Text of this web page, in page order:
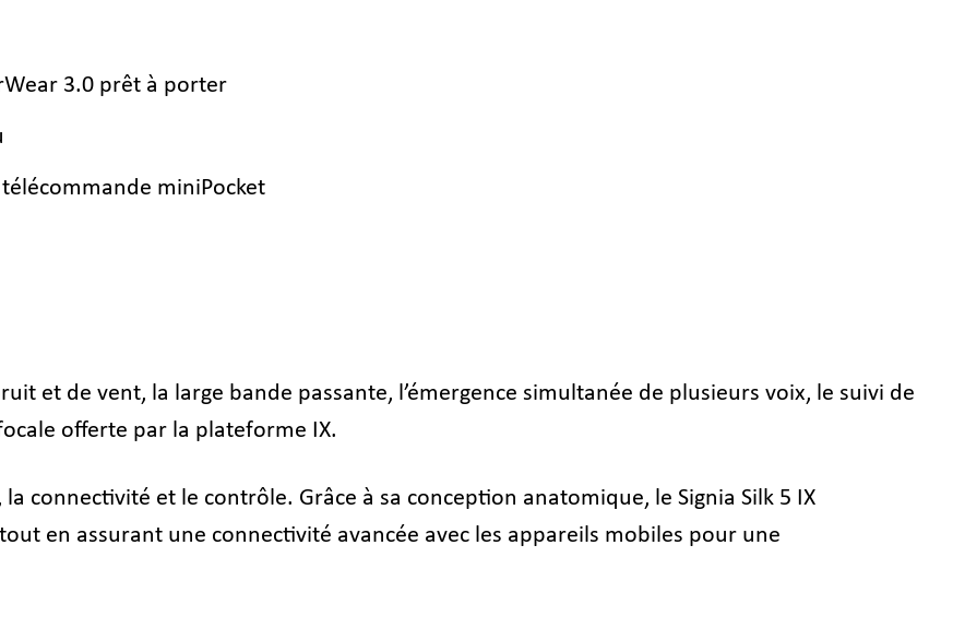
3.0 prêt à porter
miniPocket
et de vent, la large bande passante, l’émergence simultanée de plusieurs voix, le suivi de
offerte par la plateforme IX.
connectivité et le contrôle. Grâce à sa conception anatomique, le Signia Silk 5 IX
en assurant une connectivité avancée avec les appareils mobiles pour une